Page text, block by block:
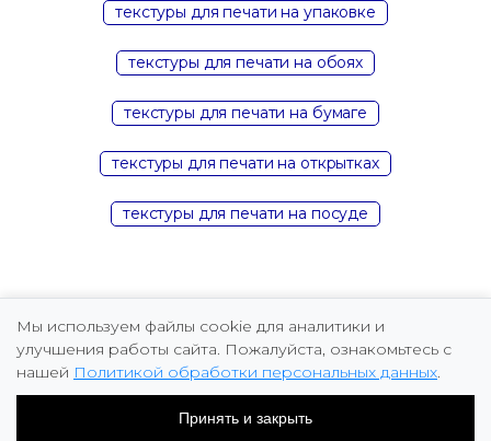
текстуры для печати на упаковке
текстуры для печати на обоях
текстуры для печати на бумаге
текстуры для печати на открытках
текстуры для печати на посуде
Copyright © 2026 Marina Fomicheva
Мы используем файлы cookie для аналитики и
улучшения работы сайта. Пожалуйста, ознакомьтесь с
нашей Политикой обработки персональных данных.
Принять и закрыть